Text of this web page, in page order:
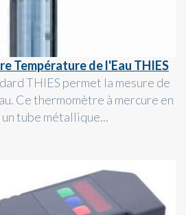
Température de l'Eau THIES
THIES permet la mesure de
Ce thermomètre à mercure en
tube métallique...